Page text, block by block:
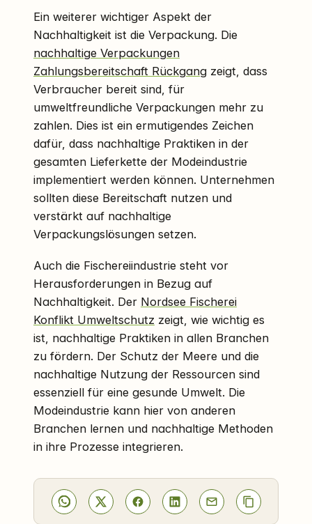
Ein weiterer wichtiger Aspekt der
Nachhaltigkeit ist die Verpackung. Die
nachhaltige Verpackungen
Zahlungsbereitschaft Rückgang zeigt, dass
Verbraucher bereit sind, für
umweltfreundliche Verpackungen mehr zu
zahlen. Dies ist ein ermutigendes Zeichen
dafür, dass nachhaltige Praktiken in der
gesamten Lieferkette der Modeindustrie
implementiert werden können. Unternehmen
sollten diese Bereitschaft nutzen und
verstärkt auf nachhaltige
Verpackungslösungen setzen.
Auch die Fischereiindustrie steht vor
Herausforderungen in Bezug auf
Nachhaltigkeit. Der Nordsee Fischerei
Konflikt Umweltschutz zeigt, wie wichtig es
ist, nachhaltige Praktiken in allen Branchen
zu fördern. Der Schutz der Meere und die
nachhaltige Nutzung der Ressourcen sind
essenziell für eine gesunde Umwelt. Die
Modeindustrie kann hier von anderen
Branchen lernen und nachhaltige Methoden
in ihre Prozesse integrieren.